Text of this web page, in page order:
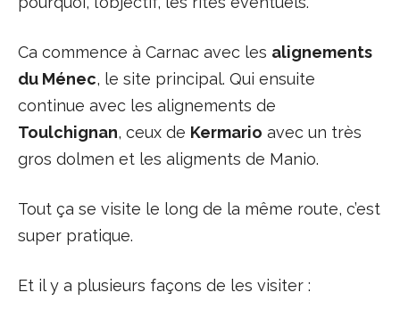
Ca commence à Carnac avec les alignements
du Ménec, le site principal. Qui ensuite
continue avec les alignements de
Toulchignan, ceux de Kermario avec un très
gros dolmen et les aligments de Manio.
Tout ça se visite le long de la même route, c’est
super pratique.
Et il y a plusieurs façons de les visiter :